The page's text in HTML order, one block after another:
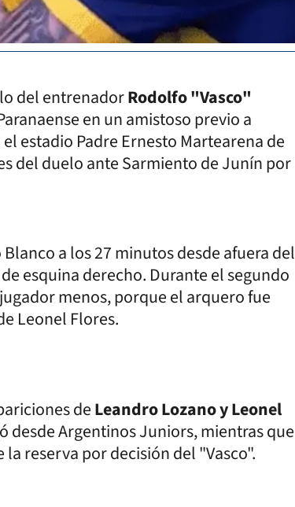
del entrenadorRodolfo "Vasco"
en un amistoso previo a
estadio Padre Ernesto Martearena de
del duelo ante Sarmiento de Junín por
a los 27 minutos desde afuera del
esquina derecho. Durante el segundo
menos, porque el arquero fue
Leonel Flores.
deLeandro Lozano y Leonel
desde Argentinos Juniors, mientras que
reserva por decisión del "Vasco".